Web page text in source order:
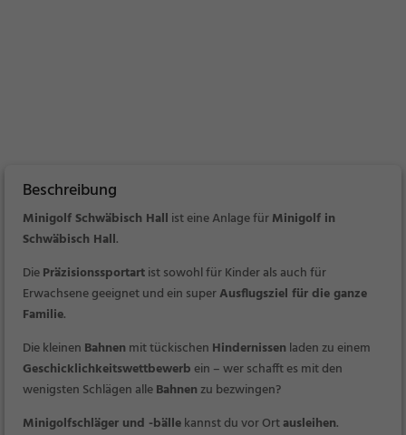
Beschreibung
Minigolf Schwäbisch Hall ist eine Anlage fürMinigolf in
Schwäbisch Hall.
DiePräzisionssportartist sowohl für Kinder als auch für
Erwachsene geeignet und ein superAusflugsziel für die ganze
Familie.
Die kleinen Bahnen mit tückischen Hindernissen laden zu einem
Geschicklichkeitswettbewerbein – wer schafft es mit den
wenigsten Schlägen alleBahnenzu bezwingen?
Minigolfschläger und -bällekannst du vor Ortausleihen.